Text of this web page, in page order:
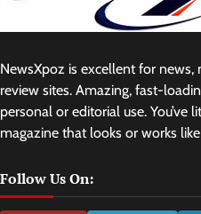
NewsXpoz is excellent for news,
review sites. Amazing, fast-
personal or editorial use. You’ve
magazine that looks or works
Follow Us On: